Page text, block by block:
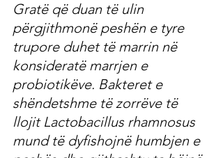
Gratë që duan të ulin
përgjithmonë peshën e tyre
trupore duhet të marrin në
konsideratë marrjen e
probiotikëve. Bakteret e
shëndetshme të zorrëve të
llojit Lactobacillus rhamnosus
mund të dyfishojnë humbjen e